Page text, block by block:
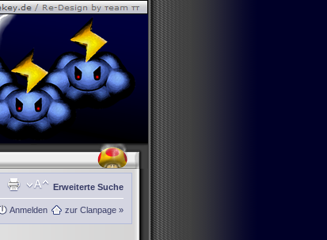
Erweiterte Suche
Anmelden zur Clanpage »